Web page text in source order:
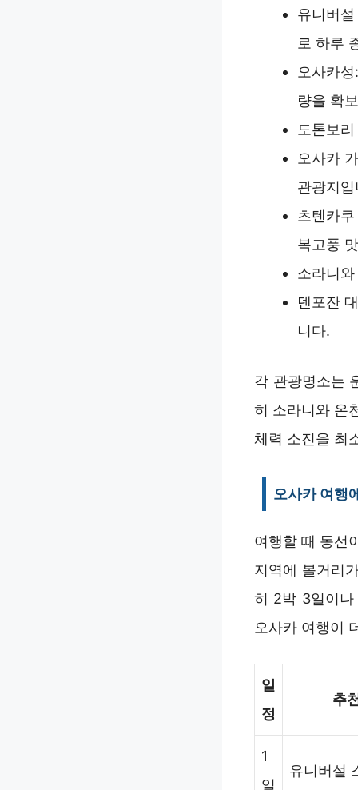
유니버
로 하루
오사카
량을 확
도톤보
오사카
관광지
츠텐카
복고풍
소라니
덴포잔
니다.
각 관광명소는
히 소라니와 온
체력 소진을 최
오사카 여행
여행할 때 동선
지역에 볼거리
히 2박 3일이
오사카 여행이
일
정
추
1
일
유니버설